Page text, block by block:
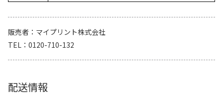
販売者
マイプリント株式会社
TEL
0120-710-132
配送情報